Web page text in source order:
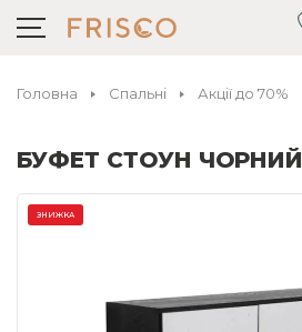
Головна Спальні Акції до 70%
БУФЕТ СТОУН ЧОРНИЙ
ЗНИЖКА